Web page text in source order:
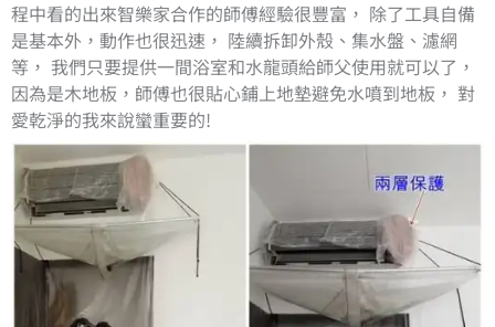
程中看的出來智樂家合作的師傅經驗很豐富， 除了工具自備
是基本外，動作也很迅速， 陸續拆卸外殼、集水盤、濾網
等， 我們只要提供一間浴室和水龍頭給師父使用就可以了，
因為是木地板，師傅也很貼心鋪上地墊避免水噴到地板， 對
愛乾淨的我來說蠻重要的!